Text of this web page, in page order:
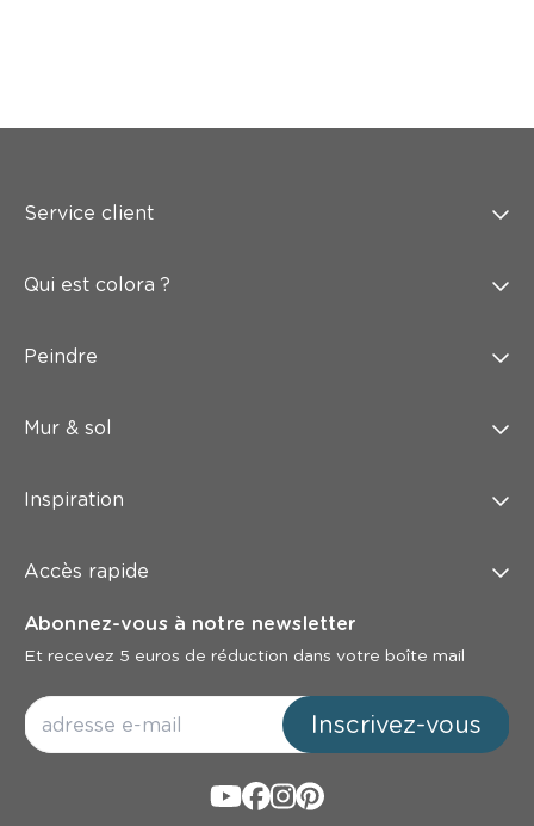
Service client
Qui est colora ?
Peindre
Mur & sol
Inspiration
Accès rapide
Abonnez-vous à notre newsletter
Et recevez 5 euros de réduction dans votre boîte mail
Inscrivez-vous